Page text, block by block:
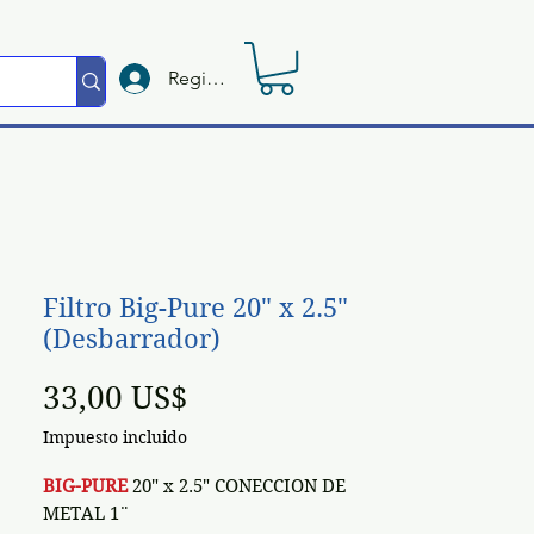
Registrate
Filtro Big-Pure 20" x 2.5"
(Desbarrador)
33,00 US$
Impuesto incluido
BIG-PURE20" x 2.5" CONECCION DE
METAL 1¨